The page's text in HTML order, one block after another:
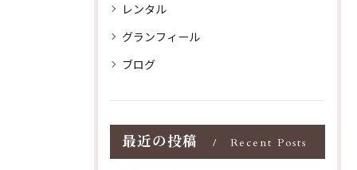
レンタル
グランフィール
ブログ
最近の投稿 Recent Posts